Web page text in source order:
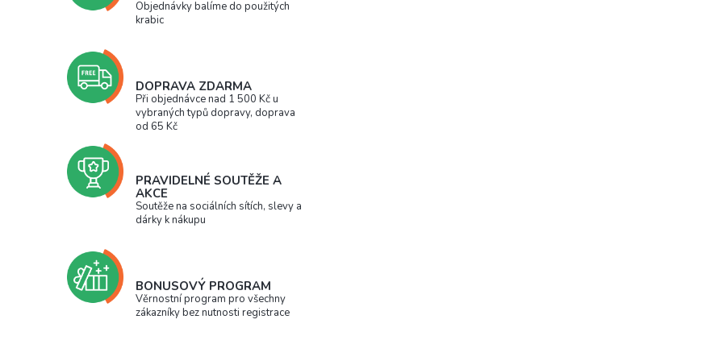
Objednávky balíme do použitých
krabic
DOPRAVA ZDARMA
Při objednávce nad 1 500 Kč u
vybraných typů dopravy, doprava
od 65 Kč
PRAVIDELNÉ SOUTĚŽE A
AKCE
Soutěže na sociálních sítích, slevy a
dárky k nákupu
BONUSOVÝ PROGRAM
Věrnostní program pro všechny
zákazníky bez nutnosti registrace